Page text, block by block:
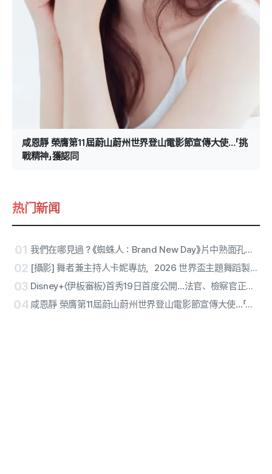
咸恩靜 榮膺第11屆蔚山蔚州世界登山電影節宣傳大使…「挑
戰精神」獲認同
热门新闻
01 我們在哪見過？《蜘蛛人：Brand New Day》片中熟面孔都來自哪些作品
02 [攝影] 舞者兼主持人卡妮專訪，2026 世界盃主題舞蹈製作獲榮耀…「在中場秀中遇見BTS很特別」
03 Disney+〈伊板審板〉首秀19日首度公開…法官、檢察官正面交鋒
04 咸恩靜 榮膺第11屆蔚山蔚州世界登山電影節宣傳大使…「挑戰精神」獲認同